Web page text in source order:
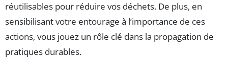
réutilisables pour réduire vos déchets. De plus, en
sensibilisant votre entourage à l’importance de ces
actions, vous jouez un rôle clé dans la propagation de
pratiques durables.